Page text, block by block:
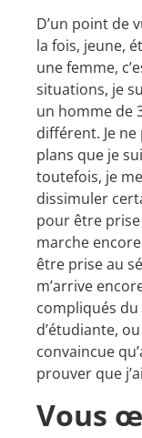
D’un point de
la fois, jeune,
une femme,
situations, je
un homme de
différent. Je
plans que je
toutefois, je
dissimuler
pour être
marche
être prise au
m’arrive
compliqués
d’étudiante,
convaincue
prouver que
Vous